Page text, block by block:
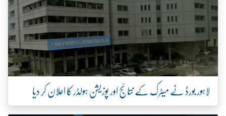
لاہور بورڈ نے میٹرک کے نتائج اور پوزیشن ہولڈر کا اعلان کر دیا